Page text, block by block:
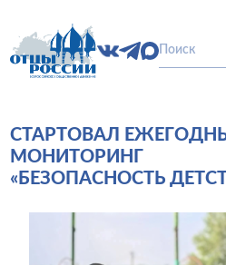
СТАРТОВАЛ
МОНИТОРИНГ
«БЕЗОПАСНОСТЬ